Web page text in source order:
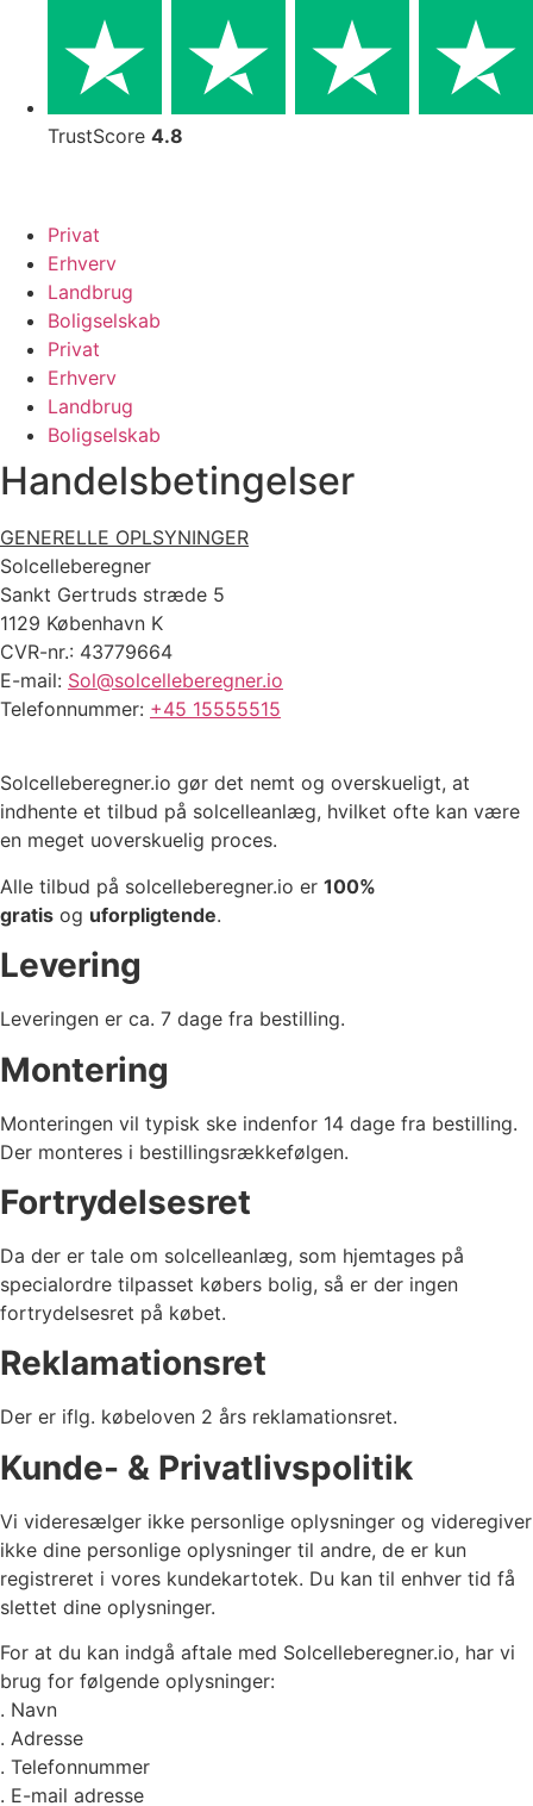
TrustScore 4.8
Privat
Erhverv
Landbrug
Boligselskab
Privat
Erhverv
Landbrug
Boligselskab
Handelsbetingelser
GENERELLE OPLSYNINGER
Solcelleberegner
Sankt Gertruds stræde 5
1129 København K
CVR-nr.: 43779664
E-mail: Sol@solcelleberegner.io
Telefonnummer: +45 15555515
Solcelleberegner.io gør det nemt og overskueligt, at
indhente et tilbud på solcelleanlæg, hvilket ofte kan være
en meget uoverskuelig proces.
Alle tilbud på solcelleberegner.io er 100%
gratis og uforpligtende.
Levering
Leveringen er ca. 7 dage fra bestilling.
Montering
Monteringen vil typisk ske indenfor 14 dage fra bestilling.
Der monteres i bestillingsrækkefølgen.
Fortrydelsesret
Da der er tale om solcelleanlæg, som hjemtages på
specialordre tilpasset købers bolig, så er der ingen
fortrydelsesret på købet.
Reklamationsret
Der er iflg. købeloven 2 års reklamationsret.
Kunde- & Privatlivspolitik
Vi videresælger ikke personlige oplysninger og videregiver
ikke dine personlige oplysninger til andre, de er kun
registreret i vores kundekartotek. Du kan til enhver tid få
slettet dine oplysninger.
For at du kan indgå aftale med Solcelleberegner.io, har vi
brug for følgende oplysninger:
. Navn
. Adresse
. Telefonnummer
. E-mail adresse